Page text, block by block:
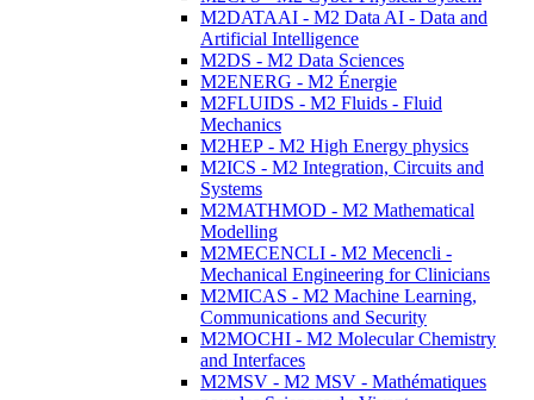
M2DATAAI - M2 Data AI - Data and
Artificial Intelligence
M2DS - M2 Data Sciences
M2ENERG - M2 Énergie
M2FLUIDS - M2 Fluids - Fluid
Mechanics
M2HEP - M2 High Energy physics
M2ICS - M2 Integration, Circuits and
Systems
M2MATHMOD - M2 Mathematical
Modelling
M2MECENCLI - M2 Mecencli -
Mechanical Engineering for Clinicians
M2MICAS - M2 Machine Learning,
Communications and Security
M2MOCHI - M2 Molecular Chemistry
and Interfaces
M2MSV - M2 MSV - Mathématiques